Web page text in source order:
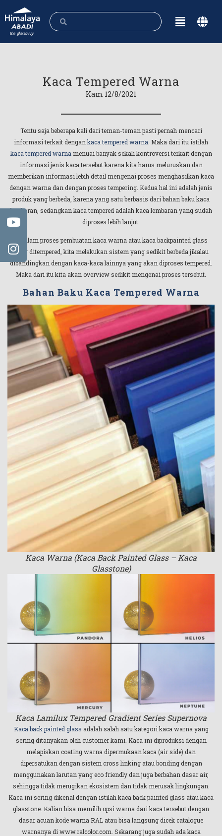
Kaca Tempered Warna
Kam 12/8/2021
Tentu saja beberapa kali dari teman-teman pasti pernah mencari
informasi terkait dengan kaca tempered warna . Maka dari itu istilah
kaca tempered warna menuai banyak sekali kontroversi terkait dengan
informasi jenis kaca tersebut karena kita harus meluruskan dan
memberikan informasi lebih detail mengenai proses menghasilkan kaca
dengan warna dan dengan proses tempering. Kedua hal ini adalah jenis
produk yang berbeda, karena yang satu berbasis dari bahan baku kaca
lembaran, sedangkan kaca tempered adalah kaca lembaran yang sudah
diproses lebih lanjut.
Didalam proses pembuatan kaca warna atau kaca backpainted glass
yang ditempered, kita melakukan sistem yang sedikit berbeda jikalau
dibandingkan dengan kaca-kaca lainnya yang akan diproses tempered.
Maka dari itu kita akan overview sedikit mengenai proses tersebut.
Bahan Baku Kaca Tempered Warna
Kaca Warna (Kaca Back Painted Glass – Kaca
Glasstone)
Kaca Lamilux Tempered Gradient Series Supernova
Kaca back painted glass adalah salah satu kategori kaca warna yang
sering ditanyakan oleh customer kami. Kaca ini diproduksi dengan
melapiskan coating warna dipermukaan kaca (air side) dan
dipersatukan dengan sistem cross linking atau bonding dengan
menggunakan larutan yang eco friendly dan juga berbahan dasar air,
sehingga tidak merugikan ekosistem dan tidak merusak lingkungan.
Kaca ini sering dikenal dengan istilah kaca back painted glass atau kaca
glasstone. Kalian bisa memilih opsi warna dari kaca tersebut dengan
dasar acuan kode warna RAL atau bisa langsung dicek catalogue
warnanya di www.ralcolor.com. Sekarang juga sudah ada kaca